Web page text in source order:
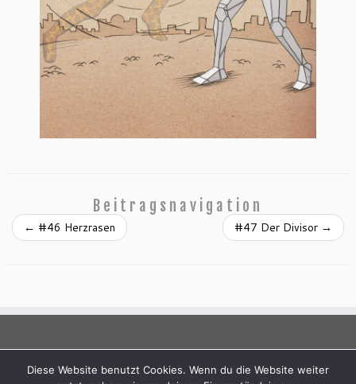
Beitragsnavigation
← #46 Herzrasen #47 Der Divisor →
Diese Website benutzt Cookies. Wenn du die Website weiter